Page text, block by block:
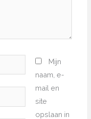
Mijn
naam, e-
mail en
site
opslaan in